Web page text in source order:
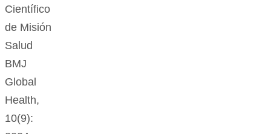
Científico
de Misión
Salud
BMJ
Global
Health,
10(9):